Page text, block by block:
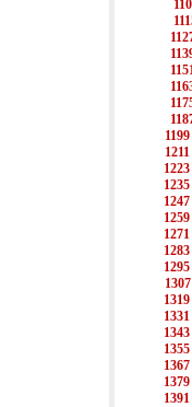
1199
1211
1223
1235
1247
1259
1271
1283
1295
1307
1319
1331
1343
1355
1367
1379
1391